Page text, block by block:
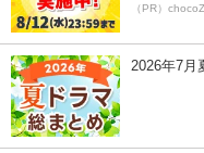
（PR）
2026年7月